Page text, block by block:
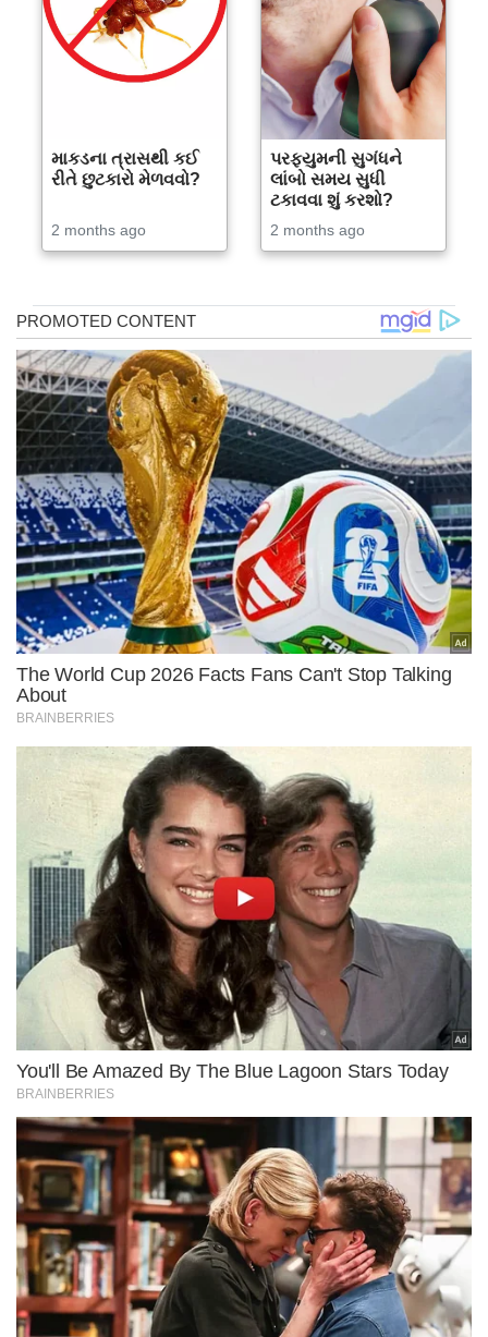
માકડના ત્રાસથી કઈ
રીતે છુટકારો મેળવવો?
2 months ago
પરફ્યુમની સુગંધને
લાંબો સમય સુધી
ટકાવવા શું કરશો?
2 months ago